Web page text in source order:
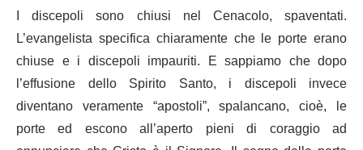
I discepoli sono chiusi nel Cenacolo, spaventati.
L’evangelista specifica chiaramente che le porte erano
chiuse e i discepoli impauriti. E sappiamo che dopo
l’effusione dello Spirito Santo, i discepoli invece
diventano veramente “apostoli”, spalancano, cioè, le
porte ed escono all’aperto pieni di coraggio ad